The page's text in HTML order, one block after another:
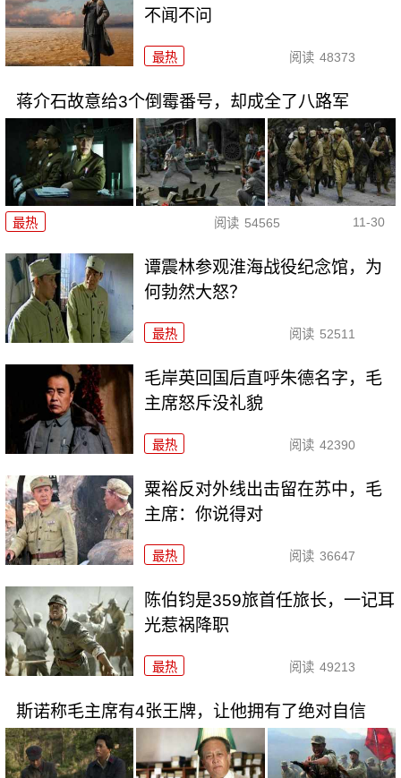
不闻不问
最热 阅读 48373
蒋介石故意给3个倒霉番号，却成全了八路军
最热 阅读 54565 11-30
谭震林参观淮海战役纪念馆，为
何勃然大怒？
最热 阅读 52511
毛岸英回国后直呼朱德名字，毛
主席怒斥没礼貌
最热 阅读 42390
粟裕反对外线出击留在苏中，毛
主席：你说得对
最热 阅读 36647
陈伯钧是359旅首任旅长，一记耳
光惹祸降职
最热 阅读 49213
斯诺称毛主席有4张王牌，让他拥有了绝对自信